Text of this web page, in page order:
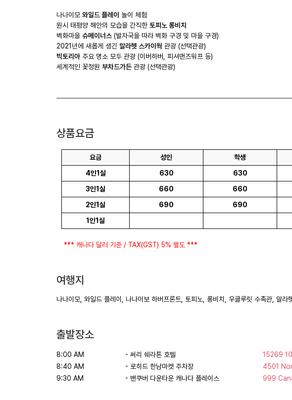
나나이모 와일드 플레이 놀이 체험
원시 태평양 해안의 모습을 간직한 토피노 롱비치
벽화마을 슈메이너스 (발자국을 따라 벽화 구경 및 마을 구경)
2021년에 새롭게 생긴 말라헷 스카이웍 관광 (선택관광)
빅토리아 주요 명소 모두 관광 (이버하버, 피셔맨즈워프 등)
세계적인 꽃정원 부차드가든 관광 (선택관광)
상품요금
요금 성인 학생
4인1실
630 630
3인1실
660 660
2인1실
690 690
1인1실
*** 캐나다 달러 기준 / TAX(GST) 5% 별도 ***
여행지
나나이모, 와일드 플레이, 나나이보 하버프론트, 토피노, 롱비치, 우클루릿 수족관, 말
출발장소
8:00 AM - 써리 쉐라톤 호텔
15269
8:40 AM
- 로히드 한남마켓 주차장
4501
9:30 AM
- 밴쿠버 다운타운 캐나다 플레이스 999